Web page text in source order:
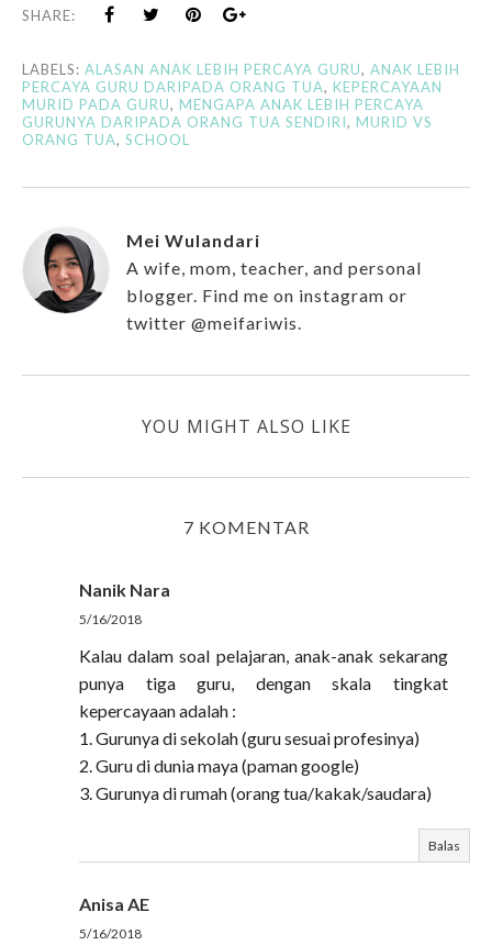
SHARE:
LABELS: ALASAN ANAK LEBIH PERCAYA GURU, ANAK LEBIH
PERCAYA GURU DARIPADA ORANG TUA, KEPERCAYAAN
MURID PADA GURU, MENGAPA ANAK LEBIH PERCAYA
GURUNYA DARIPADA ORANG TUA SENDIRI, MURID VS
ORANG TUA, SCHOOL
Mei Wulandari
A wife, mom, teacher, and personal
blogger. Find me on instagram or
twitter @meifariwis.
YOU MIGHT ALSO LIKE
7 KOMENTAR
Nanik Nara
5/16/2018
Kalau dalam soal pelajaran, anak-anak sekarang
punya tiga guru, dengan skala tingkat
kepercayaan adalah :
1. Gurunya di sekolah (guru sesuai profesinya)
2. Guru di dunia maya (paman google)
3. Gurunya di rumah (orang tua/kakak/saudara)
Balas
Anisa AE
5/16/2018